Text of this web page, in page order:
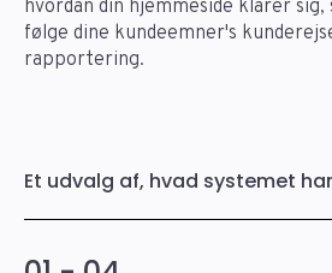
hvordan din hjemmeside klarer
følge dine kundeemner's
rapportering.
Et udvalg af, hvad systemet